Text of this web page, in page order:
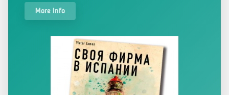
More Info